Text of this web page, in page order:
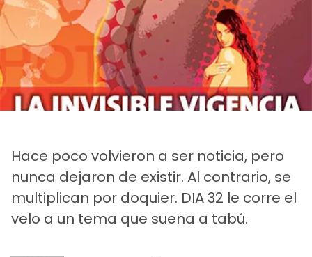
Hace poco volvieron a ser noticia, pero
nunca dejaron de existir. Al contrario, se
multiplican por doquier. DIA 32 le corre el
velo a un tema que suena a tabú.